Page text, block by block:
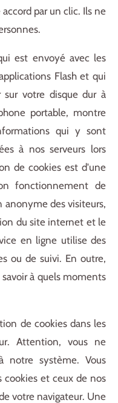
par un clic. Ils ne
est envoyé avec les
Flash et qui
sur votre disque dur à
portable, montre
qui y sont
à nos serveurs lors
de cookies est d'une
fonctionnement de
anonyme des visiteurs,
du site internet et le
en ligne utilise des
ou de suivi. En outre,
à quels moments
de cookies dans les
Attention, vous ne
notre système. Vous
cookies et ceux de nos
votre navigateur. Une